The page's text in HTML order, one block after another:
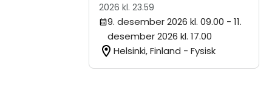
2026 kl. 23.59
9. desember 2026 kl. 09.00 - 11.
desember 2026 kl. 17.00
Helsinki, Finland - Fysisk